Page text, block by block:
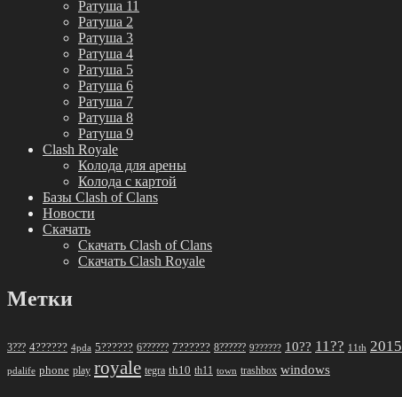
Ратуша 11
Ратуша 2
Ратуша 3
Ратуша 4
Ратуша 5
Ратуша 6
Ратуша 7
Ратуша 8
Ратуша 9
Clash Royale
Колода для арены
Колода с картой
Базы Clash of Clans
Новости
Скачать
Скачать Clash of Clans
Скачать Clash Royale
Метки
3??? 4?????? 4pda 5?????? 6?????? 7?????? 8?????? 9?????? 10?? 11?? 11th 2015
pdalife phone play royale tegra th10 th11 town trashbox windows